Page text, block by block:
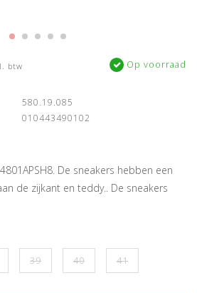
btw Op voorraad
580.19.085
010443490102
De sneakers hebben een
de zijkant en teddy.. De sneakers
39 40 41